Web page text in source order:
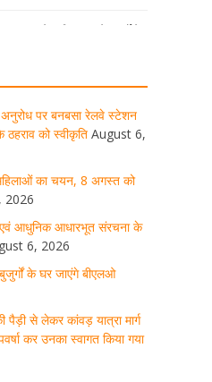
65 साल के अधिक आयु के बुजुर्गों के
पुष्कर सिंह धामी ने हरकी पैड़ी से
गया
हरिद्वार में कांवड़ यात्रा के दौरान
संगम देखने को मिला
5, 2026 1 Comment
पर बनबसा रेलवे स्टेशन
को स्वीकृति August 6,
का चयन, 8 अगस्त को
2026
एवं आधुनिक आधारभूत संरचना के
6, 2026
के घर जाएंगे बीएलओ
पैड़ी से लेकर कांवड़ यात्रा मार्ग
कर उनका स्वागत किया गया